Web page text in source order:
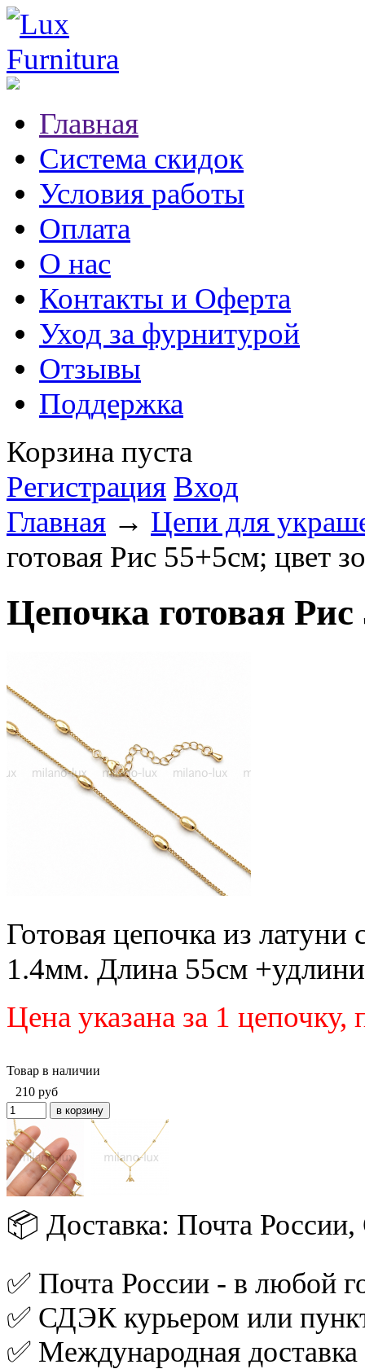
Главная
Система скидок
Условия работы
Оплата
О нас
Контакты и Оферта
Уход за фурнитурой
Отзывы
Поддержка
Корзина пуста
Регистрация Вход
Главная → Цепи для
готовая Рис 55+5см; цвет
Цепочка готовая
Готовая цепочка из
1.4мм. Длина 55см
Цена указана за 1 цепочку,
Товар в наличии
210 руб
📦 Доставка: Почта
✅ Почта России - в любой
✅ СДЭК курьером или
✅ Международная